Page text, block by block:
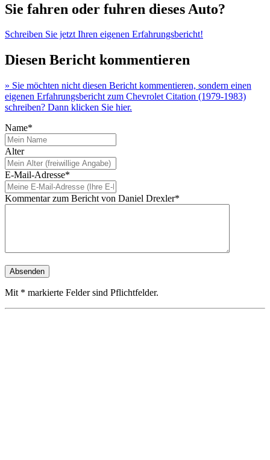
Sie fahren oder fuhren dieses Auto?
Schreiben Sie jetzt Ihren eigenen Erfahrungsbericht!
Diesen Bericht kommentieren
» Sie möchten nicht diesen Bericht kommentieren, sondern einen
eigenen Erfahrungsbericht zum Chevrolet Citation (1979-1983)
schreiben? Dann klicken Sie hier.
Name*
Alter
E-Mail-Adresse*
Kommentar zum Bericht von Daniel Drexler*
Mit * markierte Felder sind Pflichtfelder.